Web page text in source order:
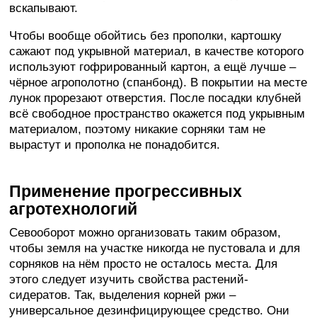
вскапывают.
Чтобы вообще обойтись без прополки, картошку
сажают под укрывной материал, в качестве которого
используют гофрированный картон, а ещё лучше –
чёрное агрополотно (спанбонд). В покрытии на месте
лунок прорезают отверстия. После посадки клубней
всё свободное пространство окажется под укрывным
материалом, поэтому никакие сорняки там не
вырастут и прополка не понадобится.
Применение прогрессивных
агротехнологий
Севооборот можно организовать таким образом,
чтобы земля на участке никогда не пустовала и для
сорняков на нём просто не осталось места. Для
этого следует изучить свойства растений-
сидератов. Так, выделения корней ржи –
универсальное дезинфицирующее средство. Они